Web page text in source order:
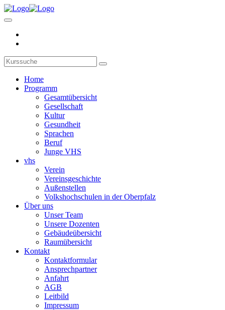
Home
Programm
Gesamtübersicht
Gesellschaft
Kultur
Gesundheit
Sprachen
Beruf
Junge VHS
vhs
Verein
Vereinsgeschichte
Außenstellen
Volkshochschulen in der Oberpfalz
Über uns
Unser Team
Unsere Dozenten
Gebäudeübersicht
Raumübersicht
Kontakt
Kontaktformular
Ansprechpartner
Anfahrt
AGB
Leitbild
Impressum